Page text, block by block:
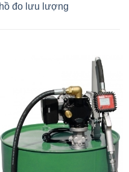
đo lưu lượng